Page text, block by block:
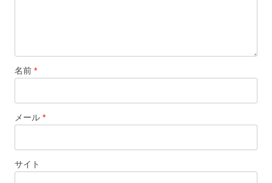
名前 *
メール *
サイト